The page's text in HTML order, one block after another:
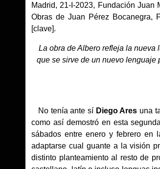
Madrid, 21-I-2023, Fundación Juan
Obras de Juan Pérez Bocanegra,
[clave].
La obra de Albero refleja la nueva
que se sirve de un nuevo lenguaje
No tenía ante sí Diego Ares una
como así demostró en esta
sábados entre enero y febrero en
adaptarse cual guante a la visión
distinto planteamiento al resto de